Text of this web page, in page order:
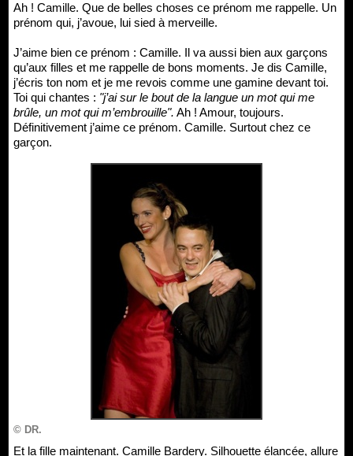
Ah ! Camille. Que de belles choses ce prénom me rappelle. Un
prénom qui, j’avoue, lui sied à merveille.
J’aime bien ce prénom : Camille. Il va aussi bien aux garçons
qu’aux filles et me rappelle de bons moments. Je dis Camille,
j’écris ton nom et je me revois comme une gamine devant toi.
Toi qui chantes : "j’ai sur le bout de la langue un mot qui me
brûle, un mot qui m’embrouille". Ah ! Amour, toujours.
Définitivement j’aime ce prénom. Camille. Surtout chez ce
garçon.
© DR.
Et la fille maintenant. Camille Bardery. Silhouette élancée, allure